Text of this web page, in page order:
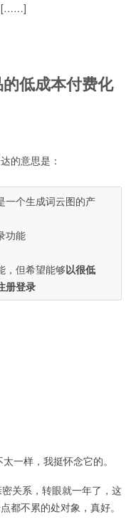
[……]
低成本付费化
的意思是：
一个生成词云图的产
功能
，但希望能够以很低
册登录
一样，我挺怀念它的。
关系，转眼就一年了，这
都不累的处对象，真好。